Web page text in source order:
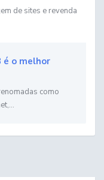
de sites e revenda
é o melhor
como